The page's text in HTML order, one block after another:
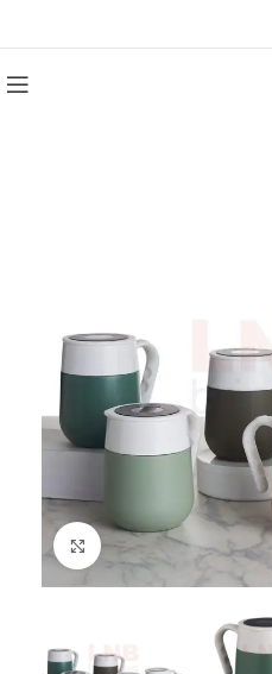
Clique para ampliar